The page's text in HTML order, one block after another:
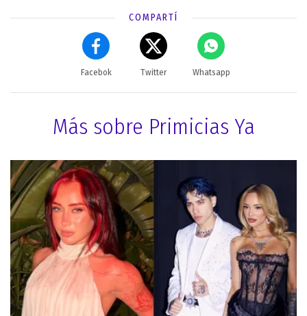
COMPARTÍ
Facebok Twitter Whatsapp
Más sobre Primicias Ya